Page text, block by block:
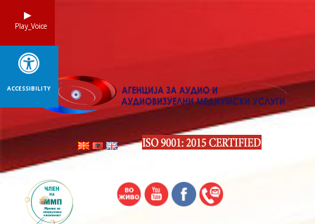
Play_Voice
ACCESSIBILITY